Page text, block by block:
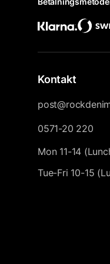
Kontakt
0571-20 220
Mon 11-14
Tue-Fri 10-15